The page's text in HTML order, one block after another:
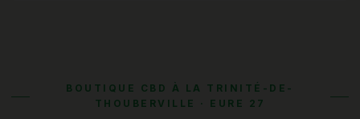
BOUTIQUE CBD À LA TRINITÉ-DE-
THOUBERVILLE · EURE 27